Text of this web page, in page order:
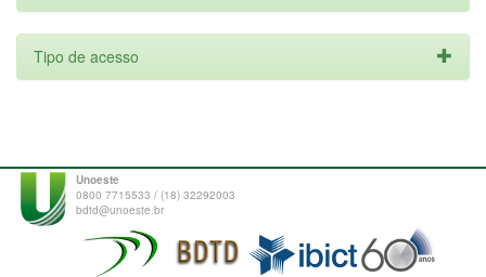
Tipo de acesso
Unoeste
0800 7715533 / (18) 32292003
bdtd@unoeste.br